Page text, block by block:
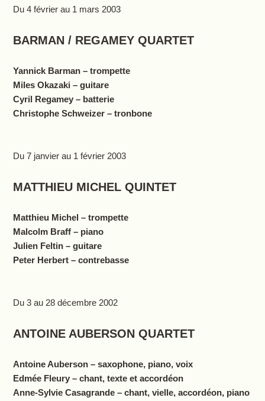
Du 4 février au 1 mars 2003
BARMAN / REGAMEY QUARTET
Yannick Barman – trompette
Miles Okazaki – guitare
Cyril Regamey – batterie
Christophe Schweizer – tronbone
Du 7 janvier au 1 février 2003
MATTHIEU MICHEL QUINTET
Matthieu Michel – trompette
Malcolm Braff – piano
Julien Feltin – guitare
Peter Herbert – contrebasse
Du 3 au 28 décembre 2002
ANTOINE AUBERSON QUARTET
Antoine Auberson – saxophone, piano, voix
Edmée Fleury – chant, texte et accordéon
Anne-Sylvie Casagrande – chant, vielle, accordéon, piano